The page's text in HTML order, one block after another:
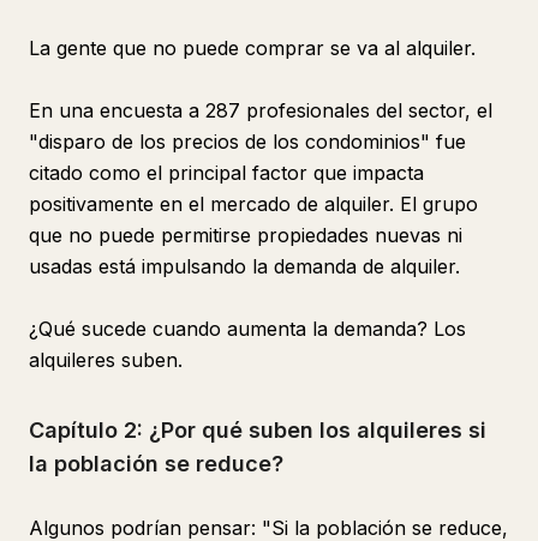
La gente que no puede comprar se va al alquiler.
En una encuesta a 287 profesionales del sector, el
"disparo de los precios de los condominios" fue
citado como el principal factor que impacta
positivamente en el mercado de alquiler. El grupo
que no puede permitirse propiedades nuevas ni
usadas está impulsando la demanda de alquiler.
¿Qué sucede cuando aumenta la demanda? Los
alquileres suben.
Capítulo 2: ¿Por qué suben los alquileres si
la población se reduce?
Algunos podrían pensar: "Si la población se reduce,